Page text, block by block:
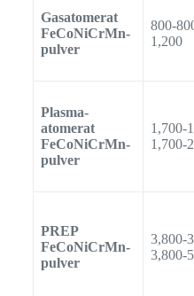
Gasatomerat
FeCoNiCrMn-
pulver
800-
1,200
Plasma-
atomerat
FeCoNiCrMn-
pulver
1,700-
1,700-
PREP
FeCoNiCrMn-
pulver
3,800-
3,800-